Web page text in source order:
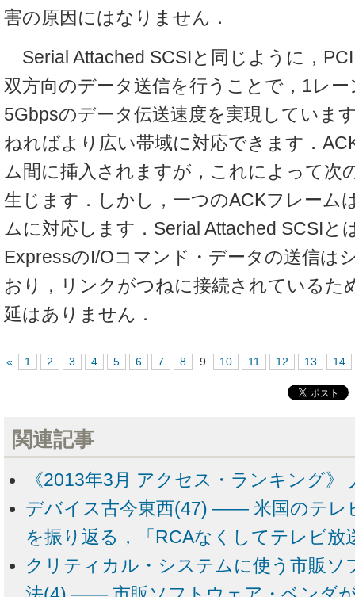
害の原因にはなりません．
Serial Attached SCSIと同じように，
双方向のデータ送信を行うことで，1レ
5Gbpsのデータ伝送速度を実現していま
ねればより広い帯域に対応できます．
ム間に挿入されますが，これによって次
生じます．しかし，一つのACKフレーム
ムに対応します．Serial Attached SCSIと
ExpressのI/Oコマンド・データの送信は
おり，リンクがつねに接続されているた
延はありません．
« 1 2 3 4 5 6 7 8 9 10 11 12 13 14
関連記事
《2013年3月 アクセス・ランキング》
デバイス古今東西(47) ―― 米国のテレ
を振り返る，「RCAなくしてテレビ放
クリティカル・システムに使う市販ソ